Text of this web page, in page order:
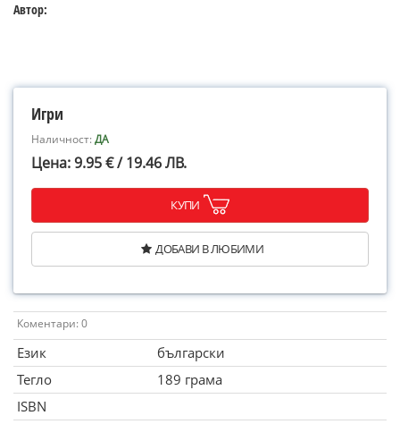
Автор:
Игри
Наличност:ДА
Цена: 9.95 € / 19.46 ЛВ.
КУПИ
ДОБАВИ В ЛЮБИМИ
Коментари: 0
Език
български
Тегло
189 грама
ISBN